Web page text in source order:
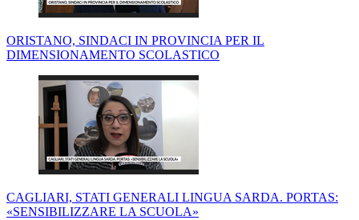
ORISTANO, SINDACI IN PROVINCIA PER IL
DIMENSIONAMENTO SCOLASTICO
CAGLIARI, STATI GENERALI LINGUA SARDA. PORTAS:
«SENSIBILIZZARE LA SCUOLA»